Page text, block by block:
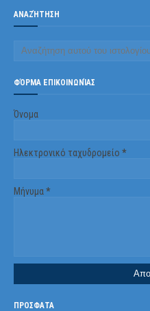
ΑΝΑΖΉΤΗΣΗ
ΦΌΡΜΑ ΕΠΙΚΟΙΝΩΝΊΑΣ
Όνομα
Ηλεκτρονικό ταχυδρομείο *
Μήνυμα*
ΠΡΟΣΦΑΤΑ